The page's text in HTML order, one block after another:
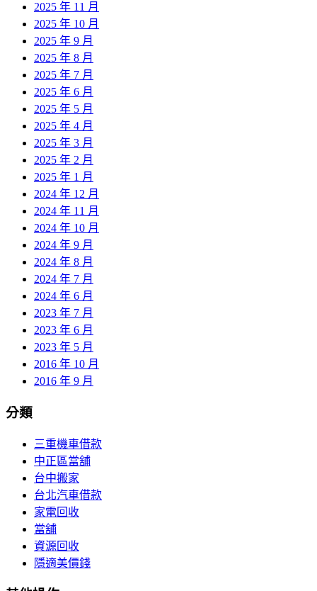
2025 年 11 月
2025 年 10 月
2025 年 9 月
2025 年 8 月
2025 年 7 月
2025 年 6 月
2025 年 5 月
2025 年 4 月
2025 年 3 月
2025 年 2 月
2025 年 1 月
2024 年 12 月
2024 年 11 月
2024 年 10 月
2024 年 9 月
2024 年 8 月
2024 年 7 月
2024 年 6 月
2023 年 7 月
2023 年 6 月
2023 年 5 月
2016 年 10 月
2016 年 9 月
分類
三重機車借款
中正區當舖
台中搬家
台北汽車借款
家電回收
當舖
資源回收
隱適美價錢